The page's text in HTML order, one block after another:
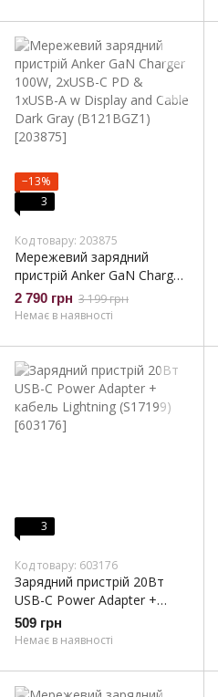
−13%
3
Код товару: 203875
Мережевий зарядний
пристрій Anker GaN Charger
100W, 2xUSB-C PD &
1xUSB-A w Display and Cable
2 790 грн 3 199 грн
Немає в наявності
3
Код товару: 603176
Зарядний пристрій 20Вт
USB-C Power Adapter +
кабель Lightning (S17199)
509 грн
Немає в наявності